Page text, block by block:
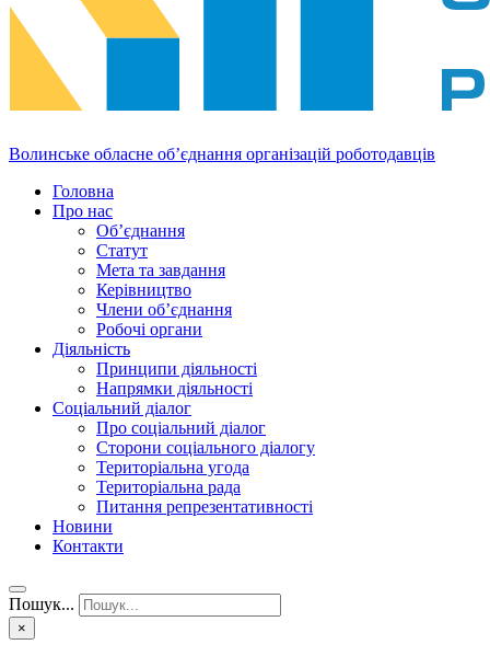
Волинське обласне об’єднання організацій роботодавців
Головна
Про нас
Об’єднання
Статут
Мета та завдання
Керівництво
Члени об’єднання
Робочі органи
Діяльність
Принципи діяльності
Напрямки діяльності
Соціальний діалог
Про соціальний діалог
Сторони соціального діалогу
Територіальна угода
Територіальна рада
Питання репрезентативності
Новини
Контакти
Пошук...
×